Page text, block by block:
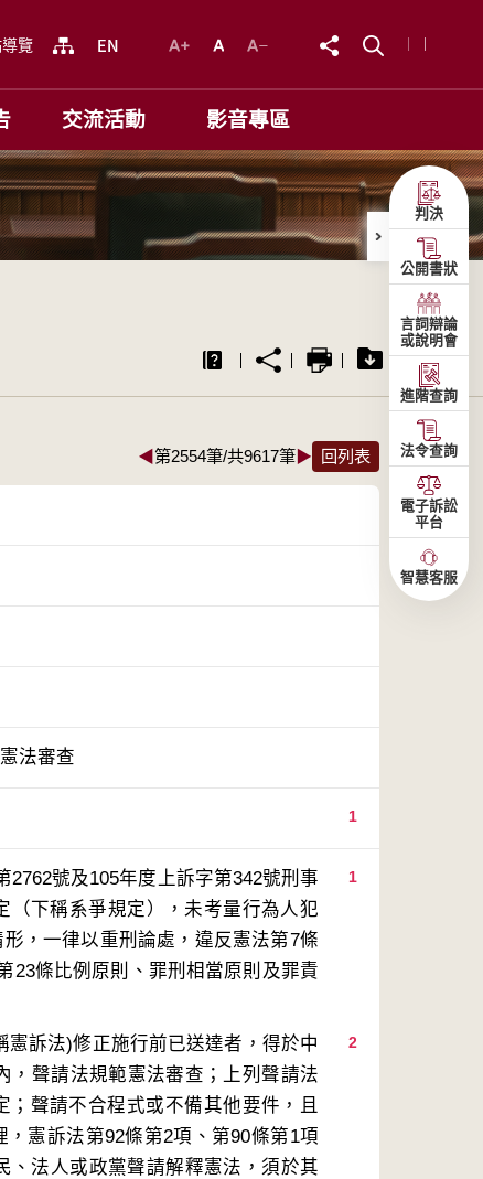
覽
交流活動 影音專區
◀第2554筆/共9617筆▶ 回列表
法審查
1
1
號及105年度上訴字第342號刑事
（下稱系爭規定），未考量行為人犯
，一律以重刑論處，違反憲法第7條
23條比例原則、罪刑相當原則及罪責
2
訴法)修正施行前已送達者，得於中
，聲請法規範憲法審查；上列聲請法
聲請不合程式或不備其他要件，且
憲訴法第92條第2項、第90條第1項
、法人或政黨聲請解釋憲法，須於其
判決
公開書狀
言詞辯論
或說明會
進階查詢
法令查詢
電子訴訟
平台
智慧客服